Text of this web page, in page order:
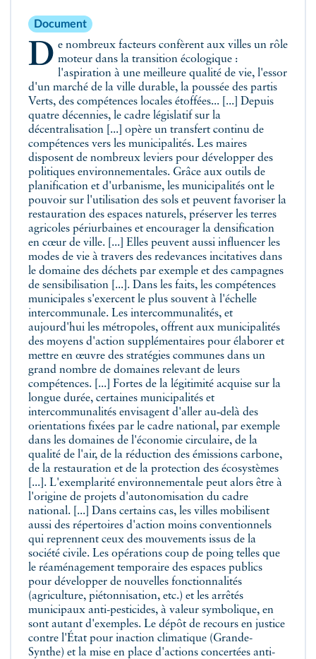
Document
De nombreux facteurs confèrent aux villes un rôle moteur dans la transition écologique :
l'aspiration à une meilleure qualité de vie, l'essor
d'un marché de la ville durable, la poussée des partis
Verts, des compétences locales étoffées... [...] Depuis
quatre décennies, le cadre législatif sur la
décentralisation [...] opère un transfert continu de
compétences vers les municipalités. Les maires
disposent de nombreux leviers pour développer des
politiques environnementales. Grâce aux outils de
planification et d'urbanisme, les municipalités ont le
pouvoir sur l'utilisation des sols et peuvent favoriser la
restauration des espaces naturels, préserver les terres
agricoles périurbaines et encourager la densification
en cœur de ville. [...] Elles peuvent aussi influencer les
modes de vie à travers des redevances incitatives dans
le domaine des déchets par exemple et des campagnes
de sensibilisation [...]. Dans les faits, les compétences
municipales s'exercent le plus souvent à l'échelle
intercommunale. Les intercommunalités, et
aujourd'hui les métropoles, offrent aux municipalités
des moyens d'action supplémentaires pour élaborer et
mettre en œuvre des stratégies communes dans un
grand nombre de domaines relevant de leurs
compétences. [...] Fortes de la légitimité acquise sur la
longue durée, certaines municipalités et
intercommunalités envisagent d'aller au‑delà des
orientations fixées par le cadre national, par exemple
dans les domaines de l'économie circulaire, de la
qualité de l'air, de la réduction des émissions carbone,
de la restauration et de la protection des écosystèmes
[...]. L'exemplarité environnementale peut alors être à
l'origine de projets d'autonomisation du cadre
national. [...] Dans certains cas, les villes mobilisent
aussi des répertoires d'action moins conventionnels
qui reprennent ceux des mouvements issus de la
société civile. Les opérations coup de poing telles que
le réaménagement temporaire des espaces publics
pour développer de nouvelles fonctionnalités
(agriculture, piétonnisation, etc.) et les arrêtés
municipaux anti-pesticides, à valeur symbolique, en
sont autant d'exemples. Le dépôt de recours en justice
contre l'État pour inaction climatique (Grande-
Synthe) et la mise en place d'actions concertées anti-